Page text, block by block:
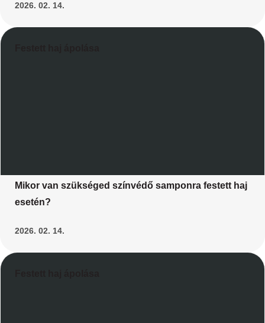
2026. 02. 14.
Mikor van szükséged színvédő samponra festett haj
esetén?
2026. 02. 14.